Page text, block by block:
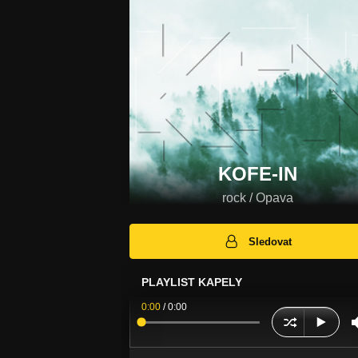
KOFE-IN
rock / Opava
Sledovat
PLAYLIST KAPELY
0:00 /0:00